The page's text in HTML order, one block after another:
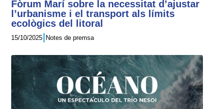
Fòrum Marí sobre la necessitat d’ajustar
l’urbanisme i el transport als límits
ecològics del litoral
15/10/2025 Notes de premsa